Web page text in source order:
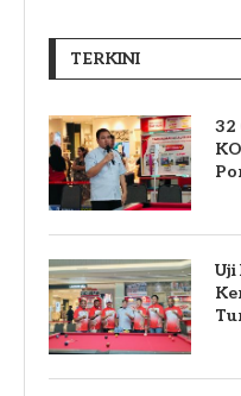
TERKINI
32
Uji